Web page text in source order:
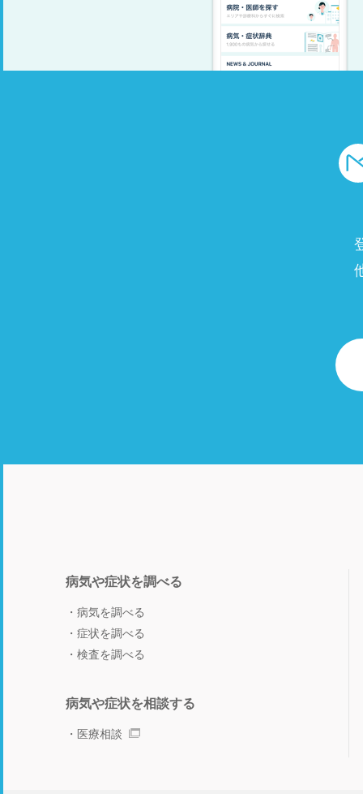
病気や症状を調べる
病気を調べる
症状を調べる
検査を調べる
病気や症状を相談する
医療相談